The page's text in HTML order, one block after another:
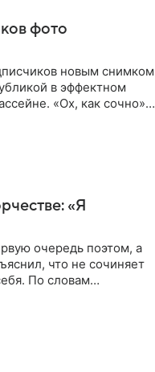
фото
новым снимком
в эффектном
«Ох, как сочно»,
«Я
очередь поэтом, а
что не сочиняет
По словам